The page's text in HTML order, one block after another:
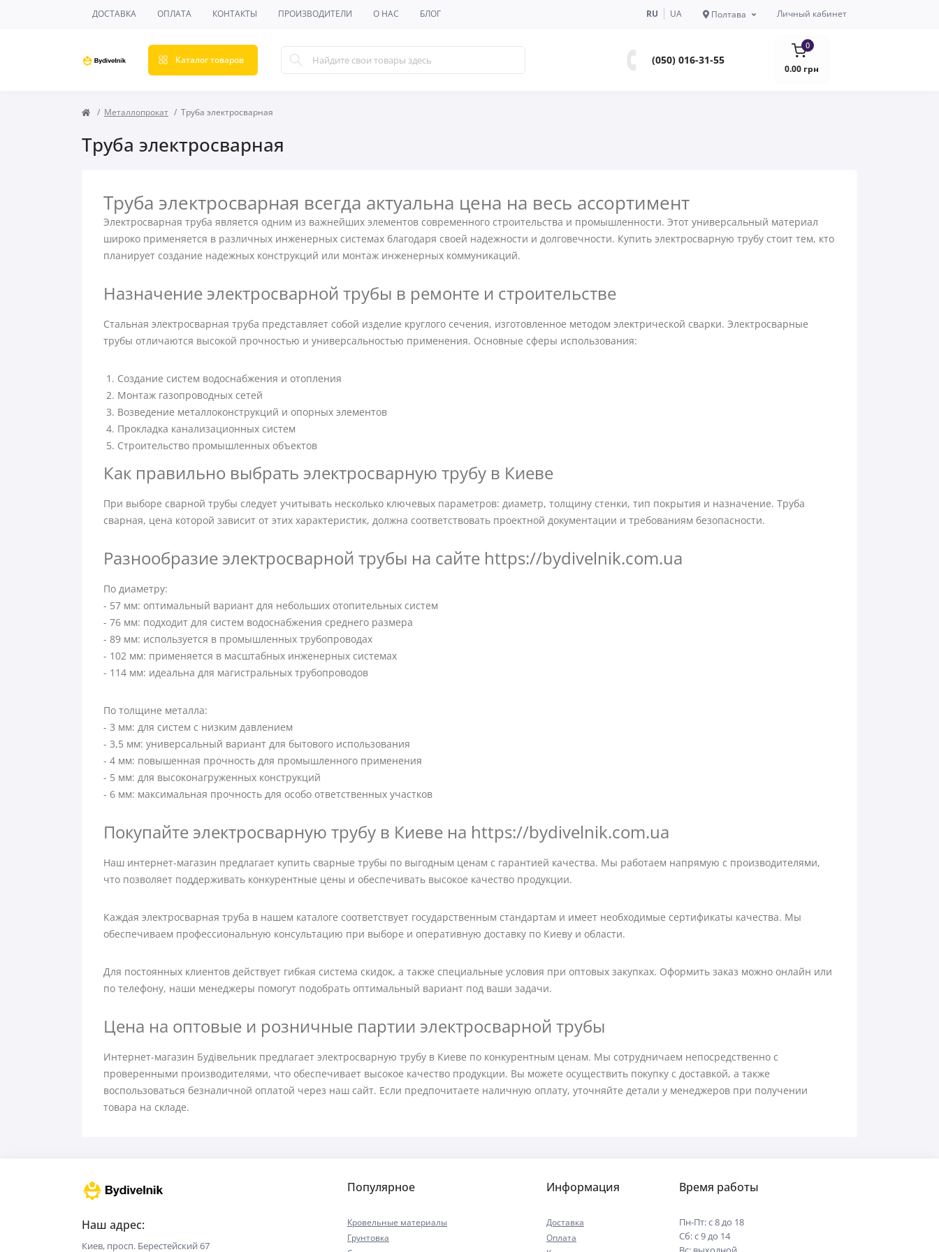
ДОСТАВКА ОПЛАТА КОНТАКТЫ ПРОИЗВОДИТЕЛИ О НАС БЛОГ RU UA Полтава Личный кабинет
Каталог товаров (050) 016-31-55
0
0.00 грн
Металлопрокат Труба электросварная
Труба электросварная
Труба электросварная всегда актуальна цена на весь ассортимент
Электросварная труба является одним из важнейших элементов современного строительства и промышленности. Этот универсальный материал
широко применяется в различных инженерных системах благодаря своей надежности и долговечности. Купить электросварную трубу стоит тем, кто
планирует создание надежных конструкций или монтаж инженерных коммуникаций.
Назначение электросварной трубы в ремонте и строительстве
Стальная электросварная труба представляет собой изделие круглого сечения, изготовленное методом электрической сварки. Электросварные
трубы отличаются высокой прочностью и универсальностью применения. Основные сферы использования:
Создание систем водоснабжения и отопления
Монтаж газопроводных сетей
Возведение металлоконструкций и опорных элементов
Прокладка канализационных систем
Строительство промышленных объектов
Как правильно выбрать электросварную трубу в Киеве
При выборе сварной трубы следует учитывать несколько ключевых параметров: диаметр, толщину стенки, тип покрытия и назначение. Труба
сварная, цена которой зависит от этих характеристик, должна соответствовать проектной документации и требованиям безопасности.
Разнообразие электросварной трубы на сайте https://bydivelnik.com.ua
По диаметру:
- 57 мм: оптимальный вариант для небольших отопительных систем
- 76 мм: подходит для систем водоснабжения среднего размера
- 89 мм: используется в промышленных трубопроводах
- 102 мм: применяется в масштабных инженерных системах
- 114 мм: идеальна для магистральных трубопроводов
По толщине металла:
- 3 мм: для систем с низким давлением
- 3,5 мм: универсальный вариант для бытового использования
- 4 мм: повышенная прочность для промышленного применения
- 5 мм: для высоконагруженных конструкций
- 6 мм: максимальная прочность для особо ответственных участков
Покупайте электросварную трубу в Киеве на https://bydivelnik.com.ua
Наш интернет-магазин предлагает купить сварные трубы по выгодным ценам с гарантией качества. Мы работаем напрямую с производителями,
что позволяет поддерживать конкурентные цены и обеспечивать высокое качество продукции.
Каждая электросварная труба в нашем каталоге соответствует государственным стандартам и имеет необходимые сертификаты качества. Мы
обеспечиваем профессиональную консультацию при выборе и оперативную доставку по Киеву и области.
Для постоянных клиентов действует гибкая система скидок, а также специальные условия при оптовых закупках. Оформить заказ можно онлайн или
по телефону, наши менеджеры помогут подобрать оптимальный вариант под ваши задачи.
Цена на оптовые и розничные партии электросварной трубы
Интернет-магазин Будівельник предлагает электросварную трубу в Киеве по конкурентным ценам. Мы сотрудничаем непосредственно с
проверенными производителями, что обеспечивает высокое качество продукции. Вы можете осуществить покупку с доставкой, а также
воспользоваться безналичной оплатой через наш сайт. Если предпочитаете наличную оплату, уточняйте детали у менеджеров при получении
товара на складе.
Наш адрес:
Киев, просп. Берестейский 67
Популярное
Кровельные материалы
Грунтовка
Информация
Доставка
Оплата
Время работы
Пн-Пт: с 8 до 18
Сб: с 9 до 14